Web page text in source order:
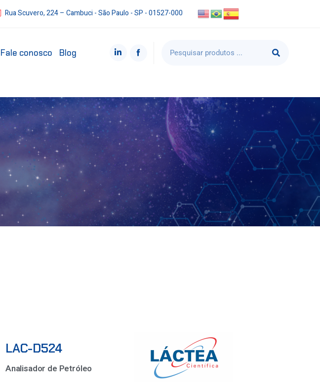
Rua Scuvero, 224 – Cambuci - São Paulo - SP - 01527-000
Fale conosco Blog
LAC-D524
Analisador de Petróleo